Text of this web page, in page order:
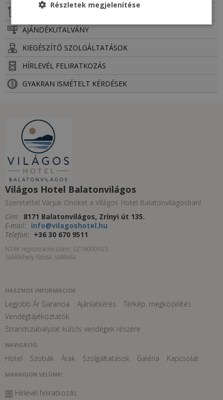
AJÁNLATKÉRÉS
AJÁNDÉKUTALVÁNY
KIEGÉSZÍTŐ SZOLGÁLTATÁSOK
HÍRLEVÉL FELIRATKOZÁS
GYAKRAN ISMÉTELT KÉRDÉSEK
Világos Hotel Balatonvilágos
Szeretettel Várjuk Önöket a Világos Hotel Balatonvilágosban!
Cím: 8171 Balatonvilágos, Zrínyi út 135.
E-mail: info@vilagoshotel.hu
Telefon: +36 30 670 9511
NTAK regisztrációs szám: SZ19000923
Szálláshely típusa: szálloda
HASZNOS INFORMÁCIÓK
Legjobb Ár Garancia Ajánlatkérés
Térkép, megközelítés
Vendégtájékoztatók
Strandszabályzat külsős vendégek részére
NAVIGÁCIÓ
Hotel Szobák Árak Szolgáltatások Galéria Kapcsolat
MARADJON VELÜNK!
Hírlevél feliratkozás
Részletek megjelenítése